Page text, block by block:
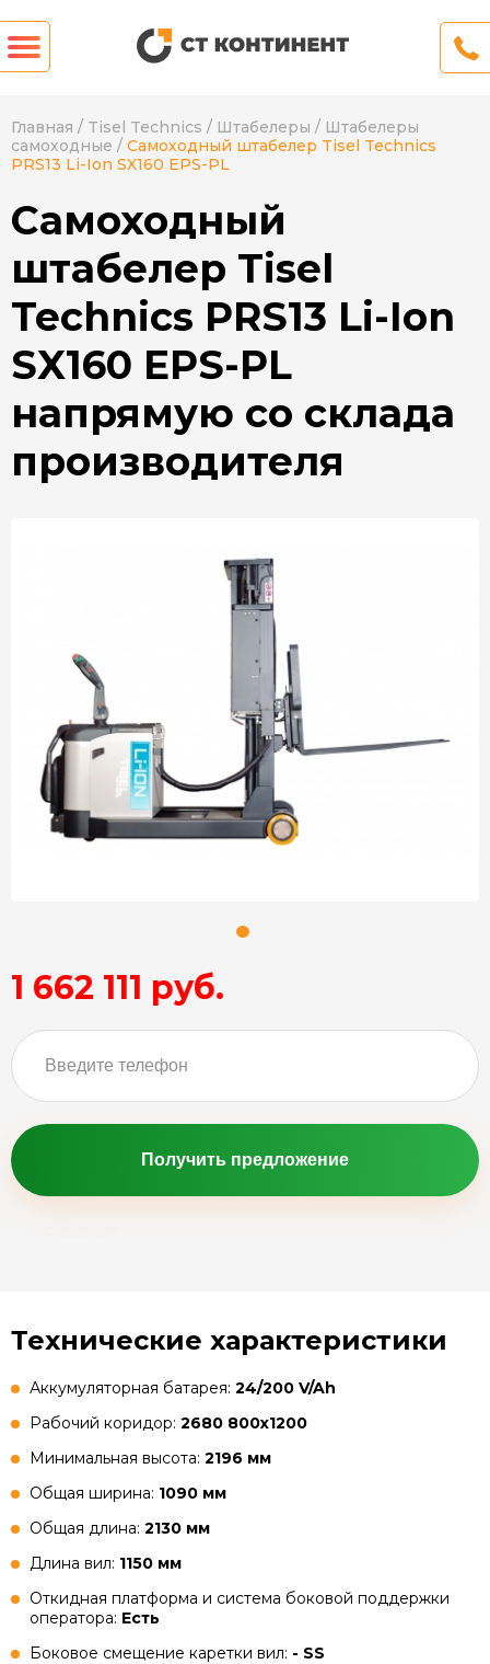
Главная / Tisel Technics / Штабелеры / Штабелеры
самоходные / Самоходный штабелер Tisel Technics
PRS13 Li-Ion SX160 EPS-PL
Самоходный
штабелер Tisel
Technics PRS13 Li-Ion
SX160 EPS-PL
напрямую со склада
производителя
1 662 111 руб.
Получить предложение
Технические характеристики
Аккумуляторная батарея: 24/200 V/Ah
Рабочий коридор: 2680 800x1200
Минимальная высота: 2196 мм
Общая ширина: 1090 мм
Общая длина: 2130 мм
Длина вил: 1150 мм
Откидная платформа и система боковой поддержки
оператора: Есть
Боковое смещение каретки вил: - SS